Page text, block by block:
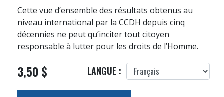
Cette vue d’ensemble des résultats obtenus au
niveau international par la CCDH depuis cinq
décennies ne peut qu’inciter tout citoyen
responsable à lutter pour les droits de l’Homme.
3,50 $ LANGUE :